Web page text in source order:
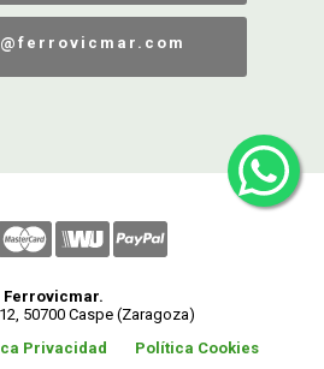
Ferrovicmar.
50700 Caspe (Zaragoza)
Privacidad Política Cookies